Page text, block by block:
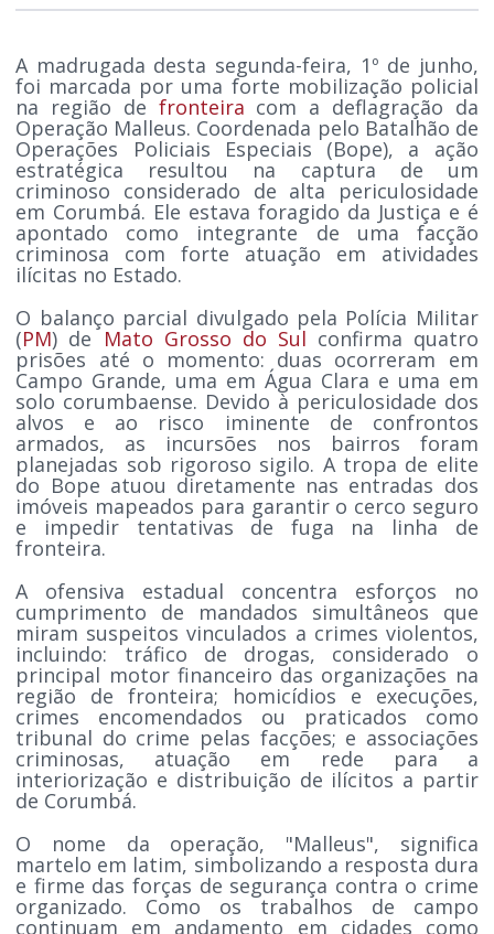
A madrugada desta segunda-feira, 1º de junho,
foi marcada por uma forte mobilização policial
na região de fronteira com a deflagração da
Operação Malleus. Coordenada pelo Batalhão de
Operações Policiais Especiais (Bope), a ação
estratégica resultou na captura de um
criminoso considerado de alta periculosidade
em Corumbá. Ele estava foragido da Justiça e é
apontado como integrante de uma facção
criminosa com forte atuação em atividades
ilícitas no Estado.
O balanço parcial divulgado pela Polícia Militar
(PM) de Mato Grosso do Sul confirma quatro
prisões até o momento: duas ocorreram em
Campo Grande, uma em Água Clara e uma em
solo corumbaense. Devido à periculosidade dos
alvos e ao risco iminente de confrontos
armados, as incursões nos bairros foram
planejadas sob rigoroso sigilo. A tropa de elite
do Bope atuou diretamente nas entradas dos
imóveis mapeados para garantir o cerco seguro
e impedir tentativas de fuga na linha de
fronteira.
A ofensiva estadual concentra esforços no
cumprimento de mandados simultâneos que
miram suspeitos vinculados a crimes violentos,
incluindo: tráfico de drogas, considerado o
principal motor financeiro das organizações na
região de fronteira; homicídios e execuções,
crimes encomendados ou praticados como
tribunal do crime pelas facções; e associações
criminosas, atuação em rede para a
interiorização e distribuição de ilícitos a partir
de Corumbá.
O nome da operação, "Malleus", significa
martelo em latim, simbolizando a resposta dura
e firme das forças de segurança contra o crime
organizado. Como os trabalhos de campo
continuam em andamento em cidades como